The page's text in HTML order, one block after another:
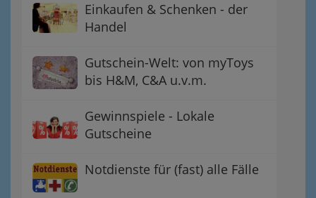
Einkaufen & Schenken - der
Handel
Gutschein-Welt: von myToys
bis H&M, C&A u.v.m.
Gewinnspiele - Lokale
Gutscheine
Notdienste für (fast) alle Fälle